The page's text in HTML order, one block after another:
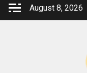
Skip
August 8, 2026